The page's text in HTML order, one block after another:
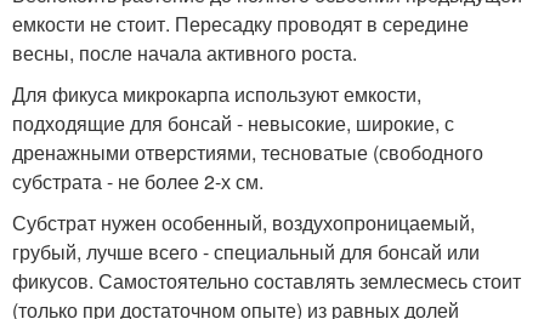
емкости не стоит. Пересадку проводят в середине
весны, после начала активного роста.
Для фикуса микрокарпа используют емкости,
подходящие для бонсай - невысокие, широкие, с
дренажными отверстиями, тесноватые (свободного
субстрата - не более 2-х см.
Субстрат нужен особенный, воздухопроницаемый,
грубый, лучше всего - специальный для бонсай или
фикусов. Самостоятельно составлять землесмесь стоит
(только при достаточном опыте) из равных долей